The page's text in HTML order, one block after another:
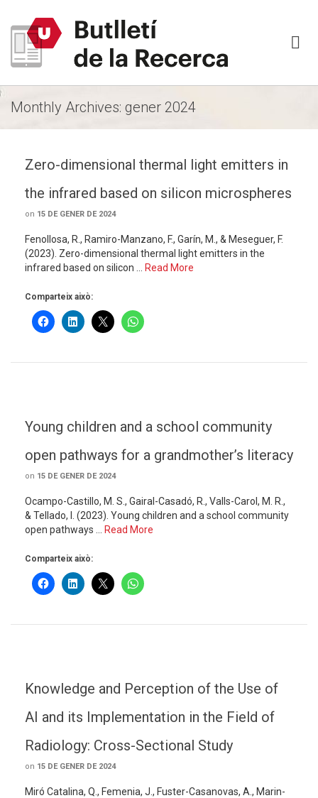
Monthly Archives: gener 2024
Zero-dimensional thermal light emitters in
the infrared based on silicon microspheres
on 15 DE GENER DE 2024
Fenollosa, R., Ramiro-Manzano, F., Garín, M., & Meseguer, F.
(2023). Zero-dimensional thermal light emitters in the
infrared based on silicon …
Read More
Comparteix això:
Young children and a school community
open pathways for a grandmother’s literacy
on 15 DE GENER DE 2024
Ocampo-Castillo, M. S., Gairal-Casadó, R., Valls-Carol, M. R.,
& Tellado, I. (2023). Young children and a school community
open pathways …
Read More
Comparteix això:
Knowledge and Perception of the Use of
AI and its Implementation in the Field of
Radiology: Cross-Sectional Study
on 15 DE GENER DE 2024
Miró Catalina, Q., Femenia, J., Fuster-Casanovas, A., Marin-